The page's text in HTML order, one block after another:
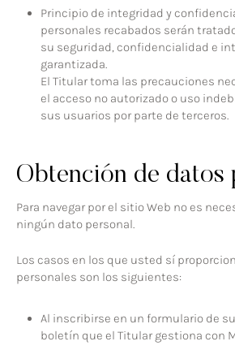
Principio de integridad y
personales recabados serán
su seguridad, confidencialidad e
garantizada.
El Titular toma las precauciones
el acceso no autorizado o uso
sus usuarios por parte de terceros.
Obtención de datos
Para navegar por el sitio Web no es
ningún dato personal.
Los casos en los que usted sí
personales son los siguientes:
Al inscribirse en un formulario de
boletín que el Titular gestiona con